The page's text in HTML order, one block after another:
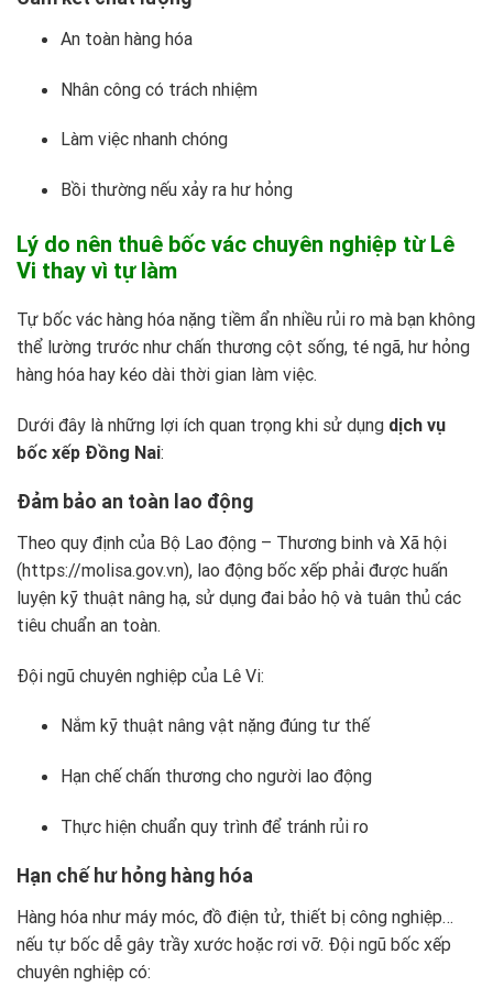
An toàn hàng hóa
Nhân công có trách nhiệm
Làm việc nhanh chóng
Bồi thường nếu xảy ra hư hỏng
Lý do nên thuê bốc vác chuyên nghiệp từ Lê
Vi thay vì tự làm
Tự bốc vác hàng hóa nặng tiềm ẩn nhiều rủi ro mà bạn không
thể lường trước như chấn thương cột sống, té ngã, hư hỏng
hàng hóa hay kéo dài thời gian làm việc.
Dưới đây là những lợi ích quan trọng khi sử dụng dịch vụ
bốc xếp Đồng Nai:
Đảm bảo an toàn lao động
Theo quy định của Bộ Lao động – Thương binh và Xã hội
(https://molisa.gov.vn), lao động bốc xếp phải được huấn
luyện kỹ thuật nâng hạ, sử dụng đai bảo hộ và tuân thủ các
tiêu chuẩn an toàn.
Đội ngũ chuyên nghiệp của Lê Vi:
Nắm kỹ thuật nâng vật nặng đúng tư thế
Hạn chế chấn thương cho người lao động
Thực hiện chuẩn quy trình để tránh rủi ro
Hạn chế hư hỏng hàng hóa
Hàng hóa như máy móc, đồ điện tử, thiết bị công nghiệp…
nếu tự bốc dễ gây trầy xước hoặc rơi vỡ. Đội ngũ bốc xếp
chuyên nghiệp có: